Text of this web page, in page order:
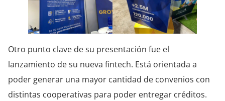
Otro punto clave de su presentación fue el
lanzamiento de su nueva fintech. Está orientada a
poder generar una mayor cantidad de convenios con
distintas cooperativas para poder entregar créditos.